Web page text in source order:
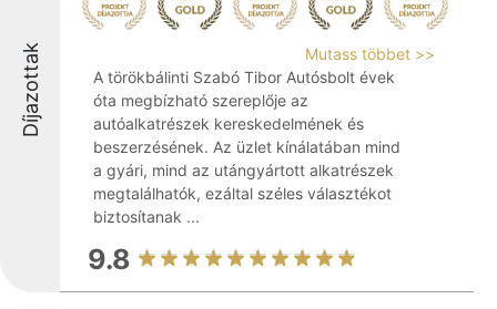
Díjazottak
Mutass többet >>
A törökbálinti Szabó Tibor Autósbolt évek
óta megbízható szereplője az
autóalkatrészek kereskedelmének és
beszerzésének. Az üzlet kínálatában mind
a gyári, mind az utángyártott alkatrészek
megtalálhatók, ezáltal széles választékot
biztosítanak ...
9.8